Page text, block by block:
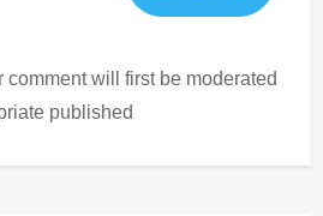
comment will first be moderated
published